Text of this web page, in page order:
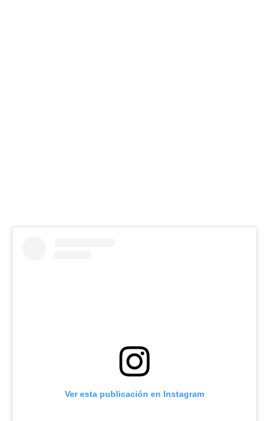
Ver esta publicación en Instagram